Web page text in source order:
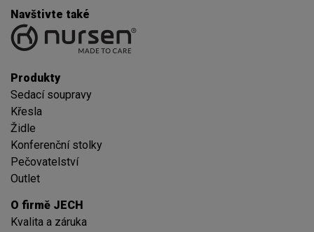
Navštivte také
Produkty
Sedací soupravy
Křesla
Židle
Konferenční stolky
Pečovatelství
Outlet
O firmě JECH
Kvalita a záruka